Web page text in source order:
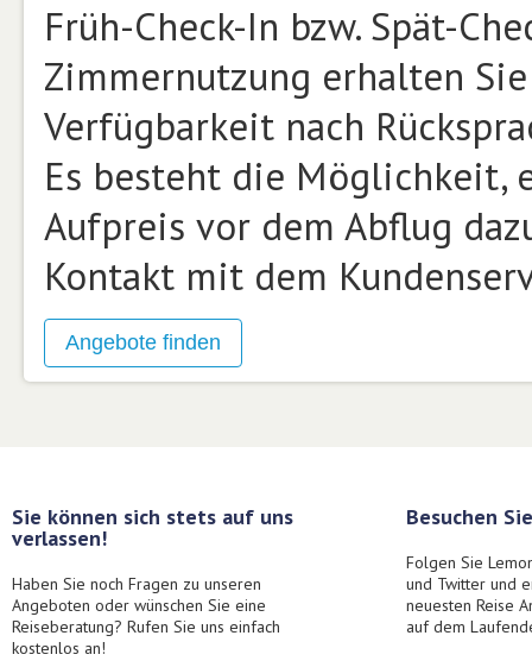
Früh-Check-In bzw. Spät-
Zimmernutzung erhalten
Verfügbarkeit nach
Es besteht die Möglichkeit,
Aufpreis vor dem Abflug
Kontakt mit dem
Sie können sich stets auf uns
verlassen!
Haben Sie noch Fragen zu unseren
Angeboten oder wünschen Sie eine
Reiseberatung? Rufen Sie uns einfach
kostenlos an!
Besuchen
Folgen Sie
und Twitter und
neuesten Reise
auf dem